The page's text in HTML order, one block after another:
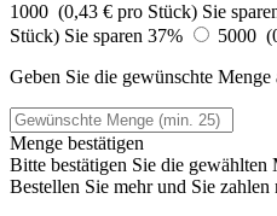
1000 (0,43 € pro Stück) Sie
Stück) Sie sparen 37% 5000
Geben Sie die gewünschte Menge
Menge bestätigen
Bitte bestätigen Sie die gewählten
Bestellen Sie mehr und Sie zahlen